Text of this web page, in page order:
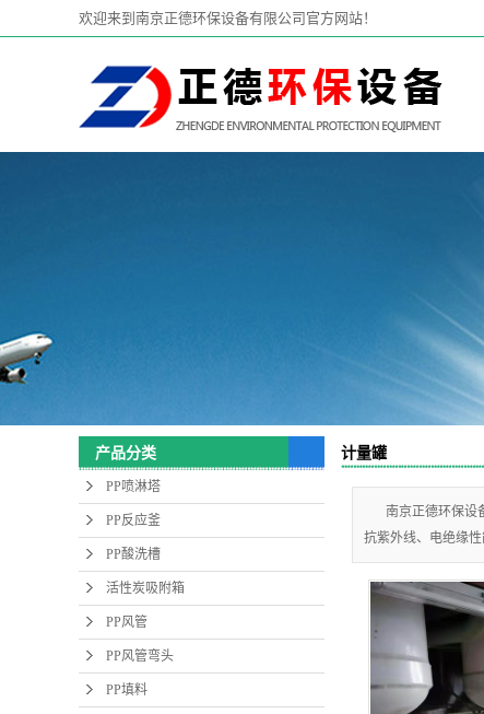
欢迎来到南京正德环保设备有限公司官方网站！
产品分类
PP喷淋塔
PP反应釜
PP酸洗槽
活性炭吸附箱
PP风管
PP风管弯头
PP填料
计量罐
南京正德环保设
抗紫外线、电绝缘